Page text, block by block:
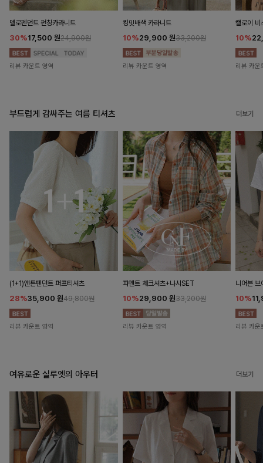
델로펜던트 펀칭카라니트
30%17,500 원24,900원
리뷰 카운트 영역
킹밋배색 카라니트
10%29,900 원33,200원
리뷰 카운트 영역
캘로이 비
10%
리뷰 카운
부드럽게 감싸주는 여름 티셔츠 더보기
(1+1)앤튼펜던트 퍼프티셔츠
28%35,900 원49,800원
리뷰 카운트 영역
파앤트 체크셔츠+나시SET
10%29,900 원33,200원
리뷰 카운트 영역
니어븐 브
10%
리뷰 카운
여유로운 실루엣의 아우터 더보기